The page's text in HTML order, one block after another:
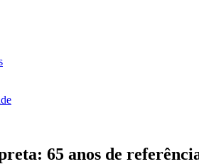
65 anos de